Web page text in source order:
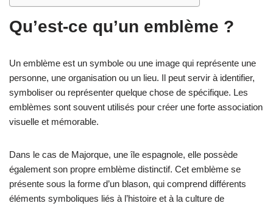
Qu’est-ce qu’un emblème ?
Un emblème est un symbole ou une image qui représente une
personne, une organisation ou un lieu. Il peut servir à identifier,
symboliser ou représenter quelque chose de spécifique. Les
emblèmes sont souvent utilisés pour créer une forte association
visuelle et mémorable.
Dans le cas de Majorque, une île espagnole, elle possède
également son propre emblème distinctif. Cet emblème se
présente sous la forme d’un blason, qui comprend différents
éléments symboliques liés à l’histoire et à la culture de